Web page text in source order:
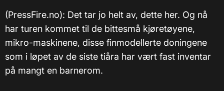
(PressFire.no): Det tar jo helt av, dette her. Og nå
har turen kommet til de bittesmå kjøretøyene,
mikro-maskinene, disse finmodellerte doningene
som i løpet av de siste tiåra har vært fast inventar
på mangt en barnerom.